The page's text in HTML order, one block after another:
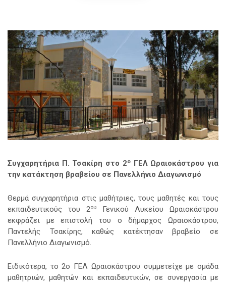
Συγχαρητήρια Π. Τσακίρη στο 2οΓΕΛ Ωραιοκάστρου για
την κατάκτηση βραβείου σε Πανελλήνιο Διαγωνισμό
Θερμά συγχαρητήρια στις μαθήτριες, τους μαθητές και τους
εκπαιδευτικούς του 2ου
Γενικού Λυκείου Ωραιοκάστρου
εκφράζει με επιστολή του ο δήμαρχος Ωραιοκάστρου,
Παντελής Τσακίρης, καθώς κατέκτησαν βραβείο σε
Πανελλήνιο Διαγωνισμό.
Ειδικότερα, το 2ο ΓΕΛ Ωραιοκάστρου συμμετείχε με ομάδα
μαθητριών, μαθητών και εκπαιδευτικών, σε συνεργασία με